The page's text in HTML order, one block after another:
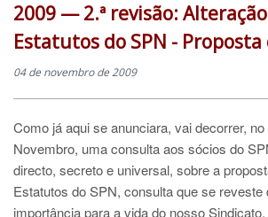
2009 — 2.ª revisão:
Estatutos do SPN - Proposta
04 de novembro de 2009
Como já aqui se anunciara, vai decorrer,
Novembro, uma consulta aos sócios do
directo, secreto e universal, sobre a
Estatutos do SPN, consulta que se reveste
importância para a vida do nosso